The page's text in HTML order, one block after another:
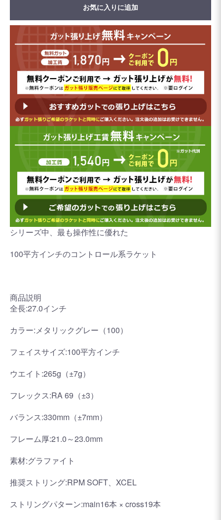
お気に入りに追加
シリーズ中、最も操作性に優れた
100平方インチのコントロール系ラケット
商品説明
全長:27.0インチ
カラー:メタリックグレー（100）
フェイスサイズ:100平方インチ
ウエイト:265g（±7g）
フレックス:RA 69（±3）
バランス:330mm（±7mm）
フレーム厚:21.0～23.0mm
素材:グラファイト
推奨ストリング:RPM SOFT、XCEL
ストリングパターン:main16本 × cross19本